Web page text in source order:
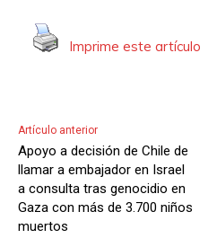
d
i
o
Imprime este artículo
Artículo anterior
Apoyo a decisión de Chile de
llamar a embajador en Israel
a consulta tras genocidio en
Gaza con más de 3.700 niños
muertos